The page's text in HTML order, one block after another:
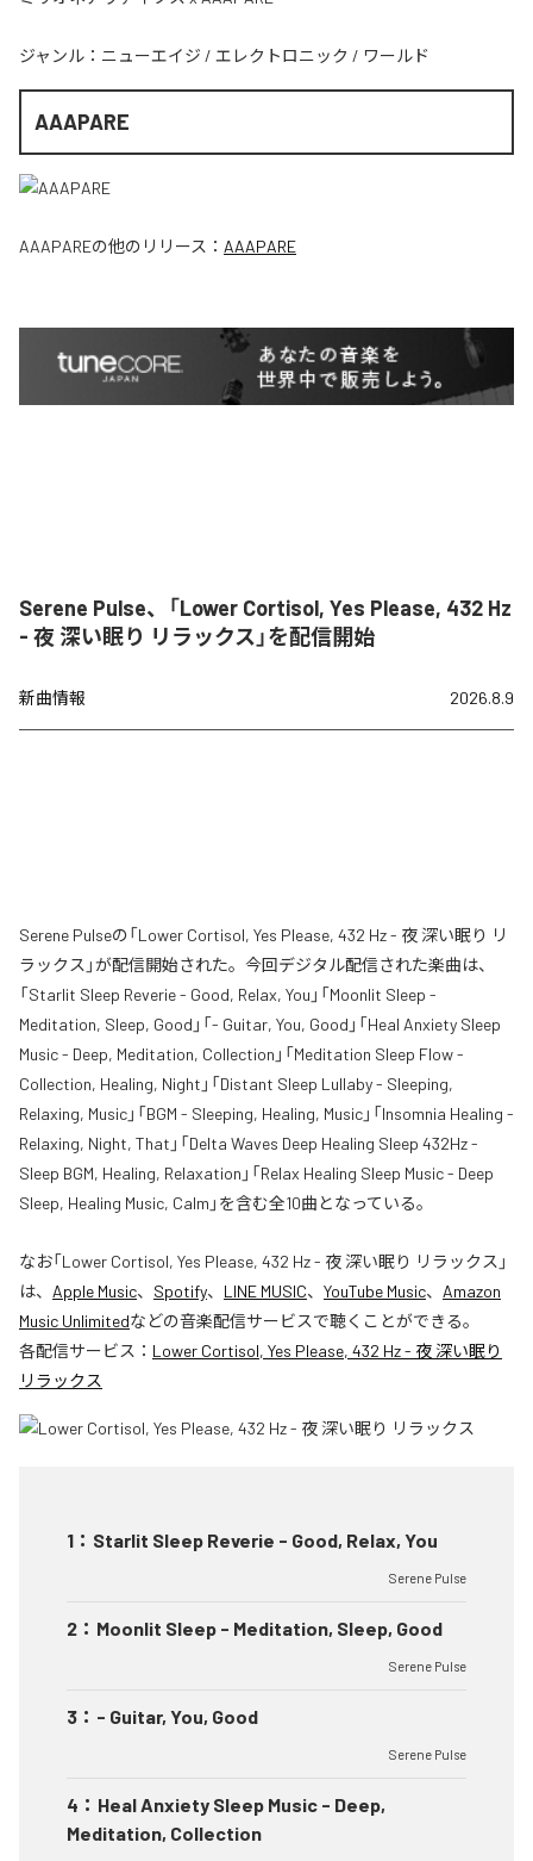
ジャンル： ニューエイジ / エレクトロニック / ワールド
AAAPARE
AAAPAREの他のリリース： AAAPARE
Serene Pulse、「Lower Cortisol, Yes Please, 432 Hz
- 夜 深い眠り リラックス」を配信開始
新曲情報 2026.8.9
Serene Pulseの「Lower Cortisol, Yes Please, 432 Hz - 夜 深い眠り リ
ラックス」が配信開始された。今回デジタル配信された楽曲は、
「Starlit Sleep Reverie - Good, Relax, You」「Moonlit Sleep -
Meditation, Sleep, Good」「- Guitar, You, Good」「Heal Anxiety Sleep
Music - Deep, Meditation, Collection」「Meditation Sleep Flow -
Collection, Healing, Night」「Distant Sleep Lullaby - Sleeping,
Relaxing, Music」「BGM - Sleeping, Healing, Music」「Insomnia Healing -
Relaxing, Night, That」「Delta Waves Deep Healing Sleep 432Hz -
Sleep BGM, Healing, Relaxation」「Relax Healing Sleep Music - Deep
Sleep, Healing Music, Calm」を含む全10曲となっている。
なお「Lower Cortisol, Yes Please, 432 Hz - 夜 深い眠り リラックス 」
は、 Apple Music、 Spotify、 LINE MUSIC、 YouTube Music、 Amazon
Music Unlimitedなどの音楽配信サービスで聴くことができる。
各配信サービス： Lower Cortisol, Yes Please, 432 Hz - 夜 深い眠り
リラックス
1 ： Starlit Sleep Reverie - Good, Relax, You
Serene Pulse
2 ： Moonlit Sleep - Meditation, Sleep, Good
Serene Pulse
3 ： - Guitar, You, Good
Serene Pulse
4 ： Heal Anxiety Sleep Music - Deep,
Meditation, Collection